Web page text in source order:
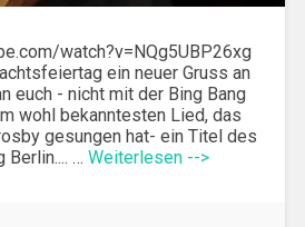
watch?v=NQg5UBP26xg
ein neuer Gruss an
euch - nicht mit der Bing Bang
wohl bekanntesten Lied, das
gesungen hat- ein Titel des
Berlin.... … Weiterlesen -->